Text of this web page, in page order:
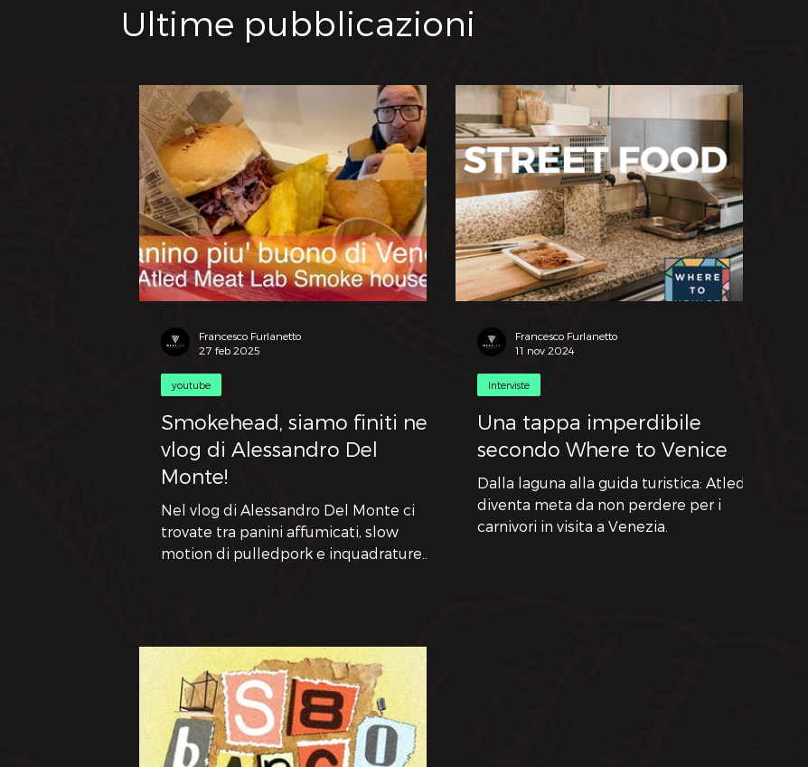
Ultime pubblicazioni
Smokehead, siamo finiti nel
vlog di Alessandro Del
Monte!
Nel vlog di Alessandro Del Monte ci
trovate tra panini affumicati, slow
motion di pulledpork e inquadrature
youtube
Francesco Furlanetto
27 feb 2025
Una tappa imperdibile
secondo Where to Venice
Dalla laguna alla guida turistica: Atled
diventa meta da non perdere per i
carnivori in visita a Venezia.
Interviste
Francesco Furlanetto
11 nov 2024